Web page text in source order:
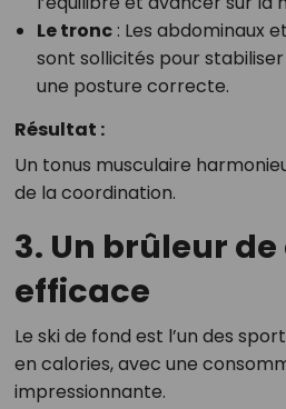
Le tronc: Les abdominaux
sont sollicités pour
une posture correcte.
Résultat :
Un tonus musculaire
de la coordination.
3. Un brûleur
efficace
Le ski de fond est l’un des
en calories, avec une
impressionnante.